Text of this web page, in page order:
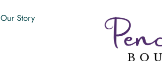
Our Story